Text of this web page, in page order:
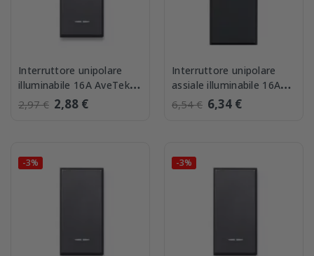
Interruttore unipolare
illuminabile 16A AveTekla
445001
2,97 € 2,88 €
Interruttore unipolare
assiale illuminabile 16A
AveTekla 445001AS
6,54 € 6,34 €
-3% -3%